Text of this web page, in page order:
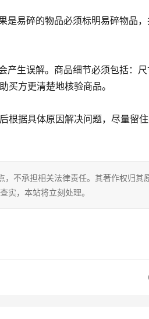
是易碎的物品必须标明易碎物品
产生误解。商品细节必须包括：
买方更清楚地核验商品。
根据具体原因解决问题，尽量留
不承担相关法律责任。其著作权归其
实，本站将立刻处理。